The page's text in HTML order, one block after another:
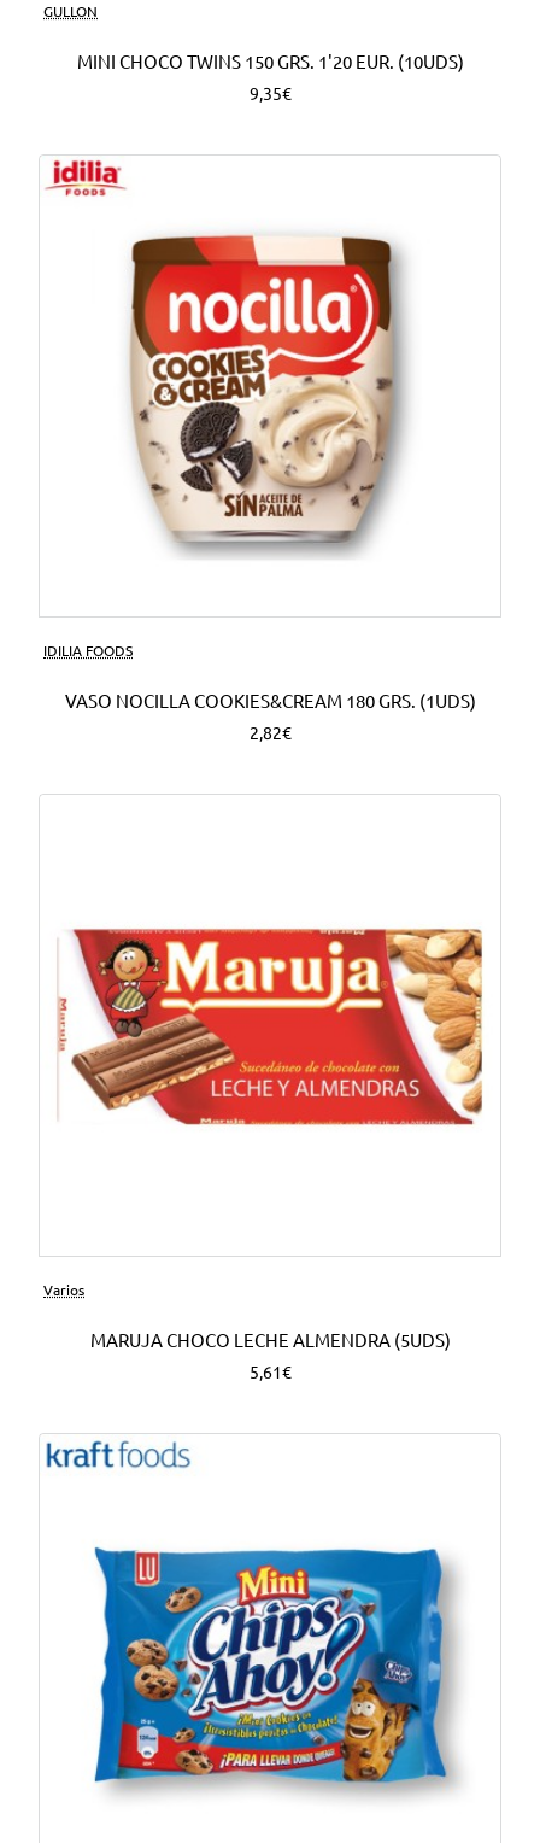
GULLON
MINI CHOCO TWINS 150 GRS. 1'20 EUR. (10UDS)
9,35€
IDILIA FOODS
VASO NOCILLA COOKIES&CREAM 180 GRS. (1UDS)
2,82€
Varios
MARUJA CHOCO LECHE ALMENDRA (5UDS)
5,61€